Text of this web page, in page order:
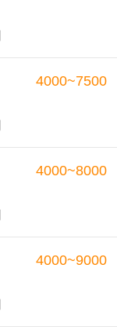
4000~7500
4000~8000
4000~9000